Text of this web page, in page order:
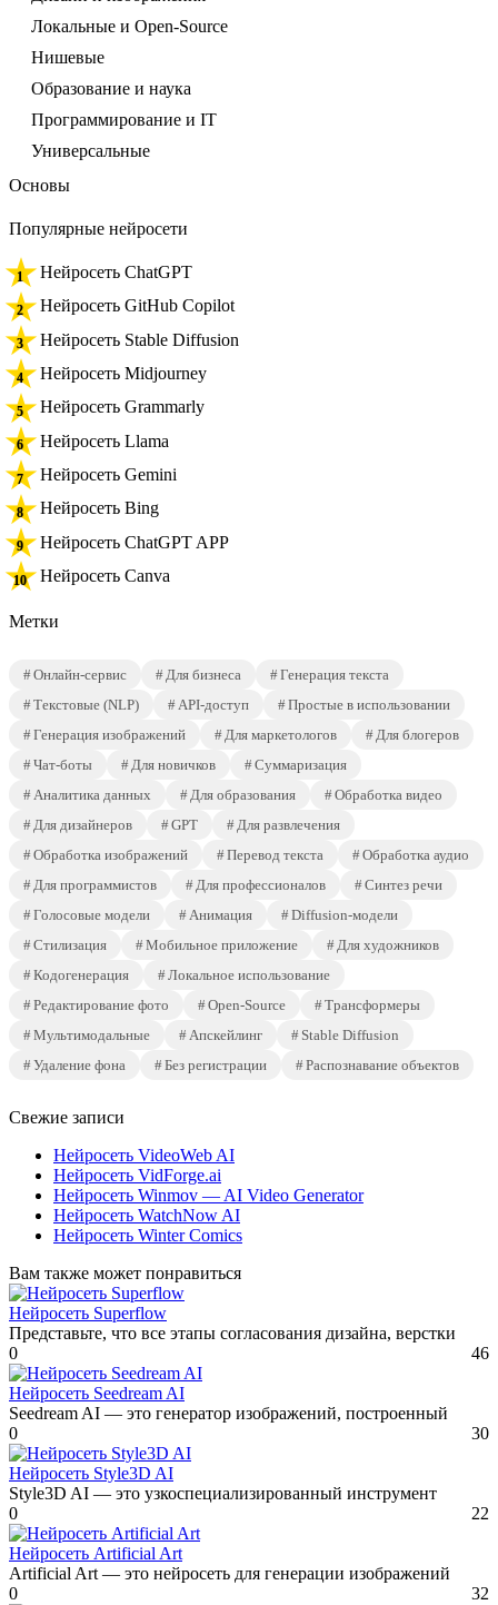
Локальные и Open-Source
Нишевые
Образование и наука
Программирование и IT
Универсальные
Основы
Популярные нейросети
Нейросеть ChatGPT
Нейросеть GitHub Copilot
Нейросеть Stable Diffusion
Нейросеть Midjourney
Нейросеть Grammarly
Нейросеть Llama
Нейросеть Gemini
Нейросеть Bing
Нейросеть ChatGPT APP
Нейросеть Canva
Метки
Онлайн-сервис Для бизнеса
Генерация текста
Текстовые (NLP)
API-доступ
Простые в использовании
Генерация изображений
Для маркетологов
Для блогеров
Чат-боты
Для новичков
Суммаризация
Аналитика данных
Для образования
Обработка видео
Для дизайнеров
GPT
Для развлечения
Обработка изображений
Перевод текста
Обработка аудио
Для программистов
Для профессионалов
Синтез речи
Голосовые модели
Анимация
Diffusion-модели
Стилизация
Мобильное приложение
Для художников
Кодогенерация
Локальное использование
Редактирование фото
Open-Source
Трансформеры
Мультимодальные
Апскейлинг
Stable Diffusion
Удаление фона
Без регистрации Распознавание объектов
Свежие записи
Нейросеть VideoWeb AI
Нейросеть VidForge.ai
Нейросеть Winmov — AI Video Generator
Нейросеть WatchNow AI
Нейросеть Winter Comics
Вам также может понравиться
Нейросеть Superflow
Представьте, что все этапы согласования дизайна, верстки
0
46
Нейросеть Seedream AI
Seedream AI — это генератор изображений, построенный
0
30
Нейросеть Style3D AI
Style3D AI — это узкоспециализированный инструмент
0
22
Нейросеть Artificial Art
Artificial Art — это нейросеть для генерации изображений
0
32